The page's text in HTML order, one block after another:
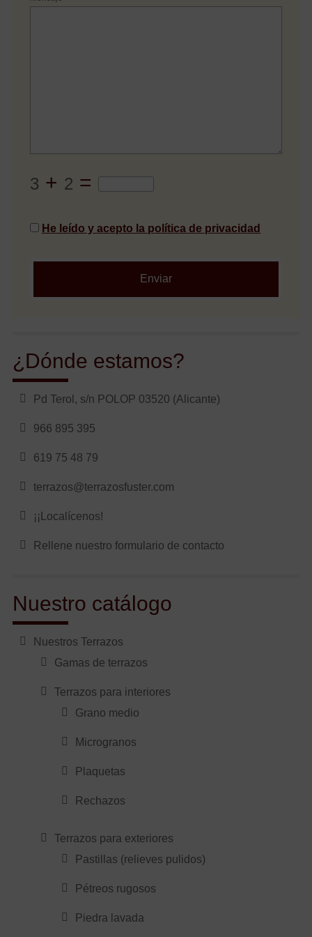
3 + 2 =
He leído y acepto la política de privacidad
Enviar
¿Dónde estamos?
Pd Terol, s/n POLOP 03520 (Alicante)
966 895 395
619 75 48 79
terrazos@terrazosfuster.com
¡¡Localícenos!
Rellene nuestro formulario de contacto
Nuestro catálogo
Nuestros Terrazos
Gamas de terrazos
Terrazos para interiores
Grano medio
Microgranos
Plaquetas
Rechazos
Terrazos para exteriores
Pastillas (relieves pulidos)
Pétreos rugosos
Piedra lavada